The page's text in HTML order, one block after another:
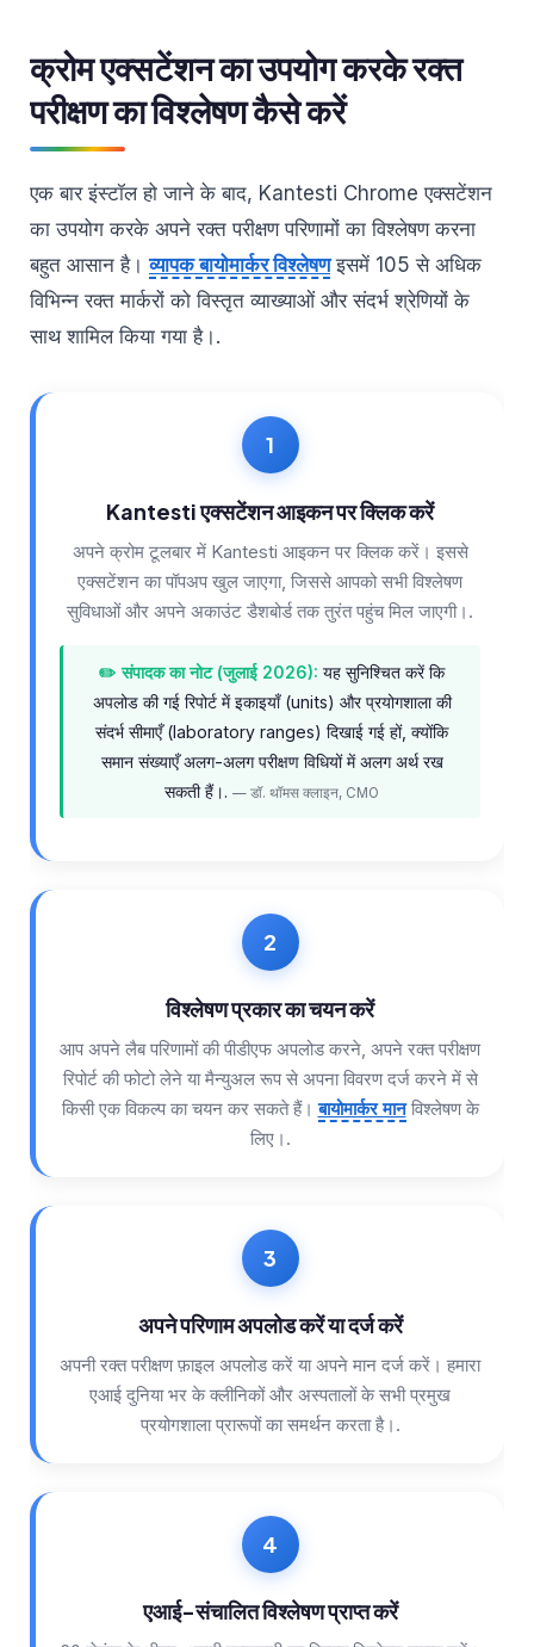
क्रोम एक्सटेंशन का उपयोग करके रक्त
परीक्षण का विश्लेषण कैसे करें
एक बार इंस्टॉल हो जाने के बाद, Kantesti Chrome एक्सटेंशन
का उपयोग करके अपने रक्त परीक्षण परिणामों का विश्लेषण करना
बहुत आसान है।व्यापक बायोमार्कर विश्लेषणइसमें 105 से अधिक
विभिन्न रक्त मार्करों को विस्तृत व्याख्याओं और संदर्भ श्रेणियों के
साथ शामिल किया गया है।.
Kantesti एक्सटेंशन आइकन पर क्लिक करें
अपने क्रोम टूलबार में Kantesti आइकन पर क्लिक करें। इससे
एक्सटेंशन का पॉपअप खुल जाएगा, जिससे आपको सभी विश्लेषण
सुविधाओं और अपने अकाउंट डैशबोर्ड तक तुरंत पहुंच मिल जाएगी।.
✏️ संपादक का नोट (जुलाई 2026): यह सुनिश्चित करें कि
अपलोड की गई रिपोर्ट में इकाइयाँ (units) और प्रयोगशाला की
संदर्भ सीमाएँ (laboratory ranges) दिखाई गई हों, क्योंकि
समान संख्याएँ अलग-अलग परीक्षण विधियों में अलग अर्थ रख
सकती हैं।. — डॉ. थॉमस क्लाइन, CMO
विश्लेषण प्रकार का चयन करें
आप अपने लैब परिणामों की पीडीएफ अपलोड करने, अपने रक्त परीक्षण
रिपोर्ट की फोटो लेने या मैन्युअल रूप से अपना विवरण दर्ज करने में से
किसी एक विकल्प का चयन कर सकते हैं।बायोमार्कर मानविश्लेषण के
लिए।.
अपने परिणाम अपलोड करें या दर्ज करें
अपनी रक्त परीक्षण फ़ाइल अपलोड करें या अपने मान दर्ज करें। हमारा
एआई दुनिया भर के क्लीनिकों और अस्पतालों के सभी प्रमुख
प्रयोगशाला प्रारूपों का समर्थन करता है।.
एआई-संचालित विश्लेषण प्राप्त करें
Slovenščina
తెలుగు
Tagalog
ไทย
ဗမာစာ
Қазақ тілі
Suomi
Hrvatski
كوردی‎
پښتو
سنڌي
Македонски јазик
Euskara
Gàidhlig
Occitan
Монгол
ພາສາລາວ